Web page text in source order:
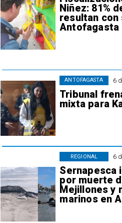
Niñez: 81%
resultan con
Antofagasta
6
Tribunal
mixta para
ANTOFAGASTA
6
Sernapesca
por muerte
Mejillones y
marinos en
REGIONAL